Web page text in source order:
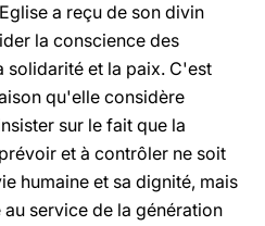
a reçu de son divin
la conscience des
solidarité et la paix. C'est
qu'elle considère
sur le fait que la
et à contrôler ne soit
humaine et sa dignité, mais
service de la génération